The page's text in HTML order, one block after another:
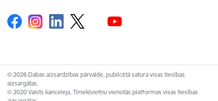
© 2026 Dabas aizsardzības pārvalde, publicētā satura visas tiesības
aizsargātas.
© 2020 Valsts kanceleja, Tīmekļvietņu vienotās platformas visas tiesības